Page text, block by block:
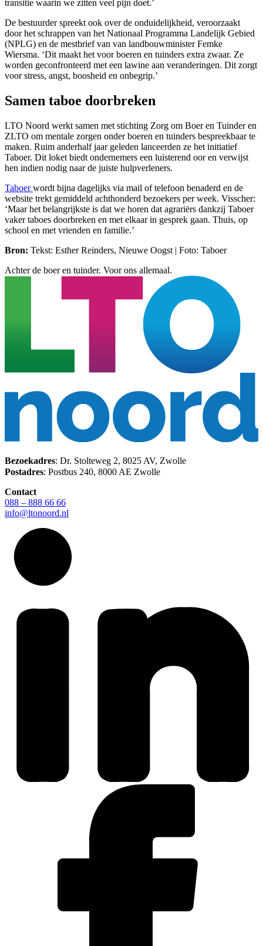
transitie waarin we zitten veel pijn doet.’
De bestuurder spreekt ook over de onduidelijkheid, veroorzaakt
door het schrappen van het Nationaal Programma Landelijk Gebied
(NPLG) en de mestbrief van van landbouwminister Femke
Wiersma. ‘Dit maakt het voor boeren en tuinders extra zwaar. Ze
worden geconfronteerd met een lawine aan veranderingen. Dit zorgt
voor stress, angst, boosheid en onbegrip.’
Samen taboe doorbreken
LTO Noord werkt samen met stichting Zorg om Boer en Tuinder en
ZLTO om mentale zorgen onder boeren en tuinders bespreekbaar te
maken. Ruim anderhalf jaar geleden lanceerden ze het initiatief
Taboer. Dit loket biedt ondernemers een luisterend oor en verwijst
hen indien nodig naar de juiste hulpverleners.
Taboerwordt bijna dagelijks via mail of telefoon benaderd en de
website trekt gemiddeld achthonderd bezoekers per week. Visscher:
‘Maar het belangrijkste is dat we horen dat agrariërs dankzij Taboer
vaker taboes doorbreken en met elkaar in gesprek gaan. Thuis, op
school en met vrienden en familie.’
Bron: Tekst: Esther Reinders, Nieuwe Oogst | Foto: Taboer
Achter de boer en tuinder. Voor ons allemaal.
Bezoekadres: Dr. Stolteweg 2, 8025 AV, Zwolle
Postadres: Postbus 240, 8000 AE Zwolle
Contact
088 – 888 66 66
info@ltonoord.nl